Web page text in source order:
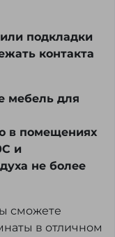
подкладки
контакта
мебель для
в помещениях
и
не более
сможете
в отличном